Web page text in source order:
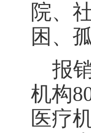
院、
困、
报
机构
医疗